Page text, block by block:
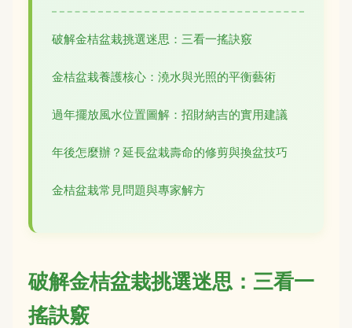
破解金桔盆栽挑選迷思：三看一搖訣竅
金桔盆栽養護核心：澆水與光照的平衡藝術
過年擺放風水位置圖解：招財納吉的實用建議
年後怎麼辦？延長盆栽壽命的修剪與換盆技巧
金桔盆栽常見問題與專家解方
破解金桔盆栽挑選迷思：三看一
搖訣竅